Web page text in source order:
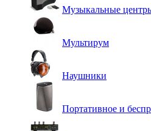
Музыкальные
Мультирум
Наушники
Портативное и